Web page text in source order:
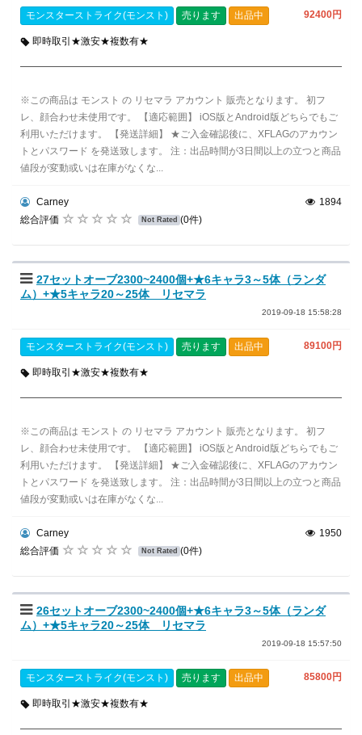
モンスターストライク(モンスト) 売ります 出品中 92400円
即時取引★激安★複数有★
※この商品は モンスト の リセマラ アカウント 販売となります。 初フ
レ、顔合わせ未使用です。 【適応範囲】 iOS版とAndroid版どちらでもご
利用いただけます。 【発送詳細】 ★ご入金確認後に、XFLAGのアカウン
トとパスワード を発送致します。 注：出品時間が3日間以上の立つと商品
値段が変動或いは在庫がなくな...
Carney
総合評価
Not Rated (0件)
1894
27セットオーブ2300~2400個+★6キャラ3～5体（ランダ
ム）+★5キャラ20～25体 リセマラ
2019-09-18 15:58:28
モンスターストライク(モンスト) 売ります 出品中 89100円
即時取引★激安★複数有★
※この商品は モンスト の リセマラ アカウント 販売となります。 初フ
レ、顔合わせ未使用です。 【適応範囲】 iOS版とAndroid版どちらでもご
利用いただけます。 【発送詳細】 ★ご入金確認後に、XFLAGのアカウン
トとパスワード を発送致します。 注：出品時間が3日間以上の立つと商品
値段が変動或いは在庫がなくな...
Carney
総合評価
Not Rated (0件)
1950
26セットオーブ2300~2400個+★6キャラ3～5体（ランダ
ム）+★5キャラ20～25体 リセマラ
2019-09-18 15:57:50
モンスターストライク(モンスト) 売ります 出品中 85800円
即時取引★激安★複数有★